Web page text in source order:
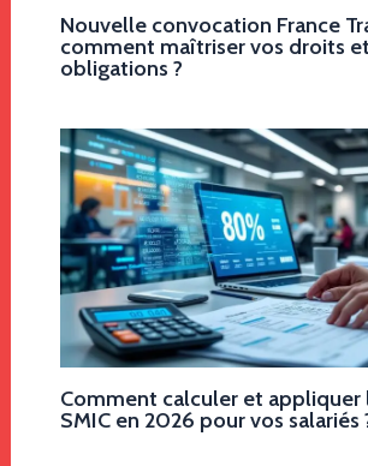
Nouvelle convocation France
comment maîtriser vos droits et
obligations ?
Comment calculer et
SMIC en 2026 pour vos salariés